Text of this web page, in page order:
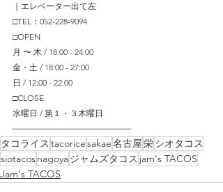
｜エレベーター出て左
□TEL：052-228-9094
□OPEN
月 〜 木 / 18:00 - 24:00
金・土 / 18:00 - 27:00
日 / 12:00 - 22:00
□CLOSE
水曜日 / 第１・３木曜日
───────────────────
タコライス tacoricesakae名古屋栄シオタコス
siotacosnagoyaジャムズタコス jam's TACOS
Jam's TACOS